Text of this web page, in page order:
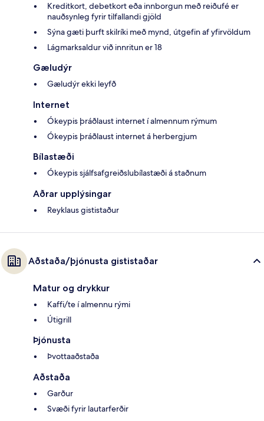
Kreditkort, debetkort eða innborgun með reiðufé er
nauðsynleg fyrir tilfallandi gjöld
Sýna gæti þurft skilríki með mynd, útgefin af yfirvöldum
Lágmarksaldur við innritun er 18
Gæludýr
Gæludýr ekki leyfð
Internet
Ókeypis þráðlaust internet í almennum rýmum
Ókeypis þráðlaust internet á herbergjum
Bílastæði
Ókeypis sjálfsafgreiðslubílastæði á staðnum
Aðrar upplýsingar
Reyklaus gististaður
Aðstaða/þjónusta gististaðar
Matur og drykkur
Kaffi/te í almennu rými
Útigrill
Þjónusta
Þvottaaðstaða
Aðstaða
Garður
Svæði fyrir lautarferðir